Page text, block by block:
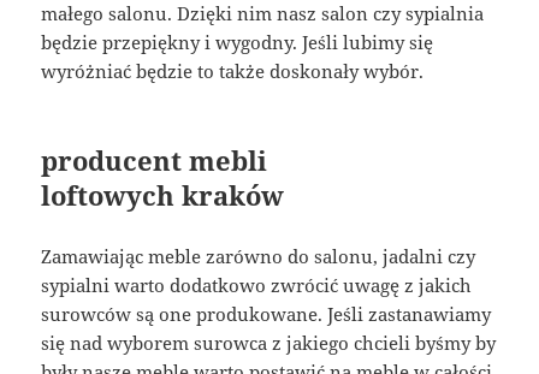
małego salonu. Dzięki nim nasz salon czy sypialnia
będzie przepiękny i wygodny. Jeśli lubimy się
wyróżniać będzie to także doskonały wybór.
producent mebli
loftowych kraków
Zamawiając meble zarówno do salonu, jadalni czy
sypialni warto dodatkowo zwrócić uwagę z jakich
surowców są one produkowane. Jeśli zastanawiamy
się nad wyborem surowca z jakiego chcieli byśmy by